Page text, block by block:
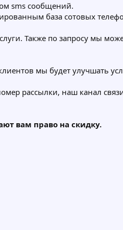
sms сообщений.
база сотовых
Также по запросу мы
мы будет улучшать
рассылки, наш канал
вам право на скидку.